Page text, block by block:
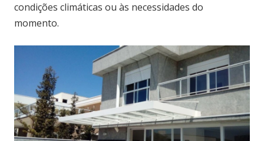
condições climáticas ou às necessidades do
momento.